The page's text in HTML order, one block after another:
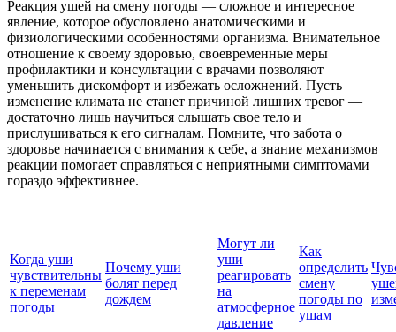
Реакция ушей на смену погоды — сложное и интересное
явление, которое обусловлено анатомическими и
физиологическими особенностями организма. Внимательное
отношение к своему здоровью, своевременные меры
профилактики и консультации с врачами позволяют
уменьшить дискомфорт и избежать осложнений. Пусть
изменение климата не станет причиной лишних тревог —
достаточно лишь научиться слышать свое тело и
прислушиваться к его сигналам. Помните, что забота о
здоровье начинается с внимания к себе, а знание механизмов
реакции помогает справляться с неприятными симптомами
гораздо эффективнее.
Когда уши
чувствительны
к переменам
погоды
Почему уши
болят перед
дождем
Могут ли
уши
реагировать
на
атмосферное
давление
Как
определить
смену
погоды по
ушам